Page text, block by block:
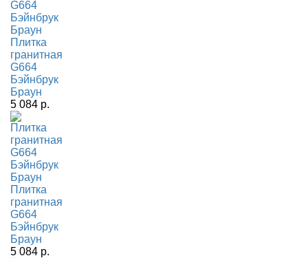
Плитка
гранитная
G664
Бэйнбрук
Браун
5 084 р.
Плитка
гранитная
G664
Бэйнбрук
Браун
5 084 р.